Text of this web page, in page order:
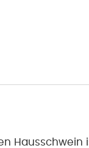
Hausschwein